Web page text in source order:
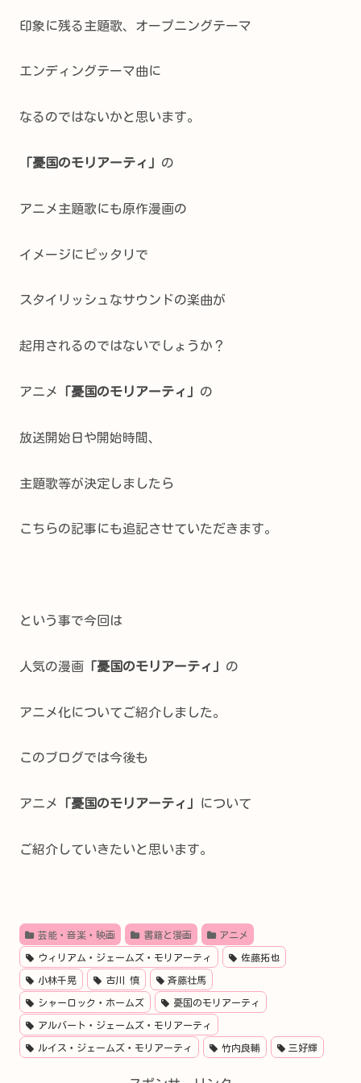
印象に残る主題歌、オープニングテーマ
エンディングテーマ曲に
なるのではないかと思います。
「憂国のモリアーティ」 の
アニメ主題歌にも原作漫画の
イメージにピッタリで
スタイリッシュなサウンドの楽曲が
起用されるのではないでしょうか？
アニメ 「憂国のモリアーティ」 の
放送開始日や開始時間、
主題歌等が決定しましたら
こちらの記事にも追記させていただきます。
という事で今回は
人気の漫画 「憂国のモリアーティ」 の
アニメ化についてご紹介しました。
このブログでは今後も
アニメ 「憂国のモリアーティ」 について
ご紹介していきたいと思います。
芸能・音楽・映画 書籍と漫画 アニメ
ウィリアム・ジェームズ・モリアーティ 佐藤拓也
小林千晃 古川 慎 斉藤壮馬
シャーロック・ホームズ 憂国のモリアーティ
アルバート・ジェームズ・モリアーティ
ルイス・ジェームズ・モリアーティ 竹内良輔 三好輝